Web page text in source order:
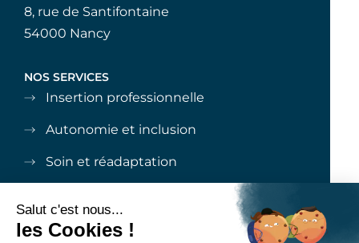
8, rue de Santifontaine
54000 Nancy
NOS SERVICES
Insertion professionnelle
Autonomie et inclusion
Soin et réadaptation
Aide à la parentalité